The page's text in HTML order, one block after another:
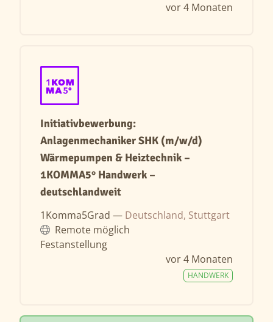
vor 4 Monaten
Initiativbewerbung:
Anlagenmechaniker SHK (m/w/d)
Wärmepumpen & Heiztechnik –
1KOMMA5° Handwerk –
deutschlandweit
1Komma5Grad — Deutschland, Stuttgart
Remote möglich
Festanstellung
vor 4 Monaten
HANDWERK